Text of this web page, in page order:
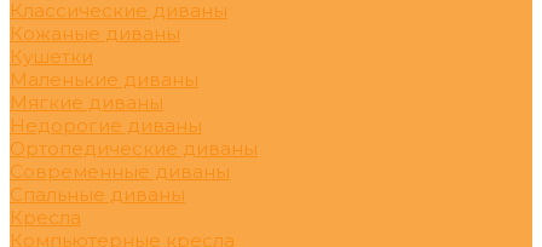
Классические диваны
Кожаные диваны
Кушетки
Маленькие диваны
Мягкие диваны
Недорогие диваны
Ортопедические диваны
Современные диваны
Спальные диваны
Кресла
Компьютерные кресла